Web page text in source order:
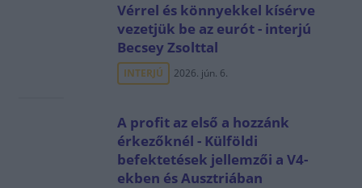
Vérrel és könnyekkel kísérve
vezetjük be az eurót - interjú
Becsey Zsolttal
INTERJÚ 2026. jún. 6.
A profit az első a hozzánk
érkezőknél - Külföldi
befektetések jellemzői a V4-
ekben és Ausztriában